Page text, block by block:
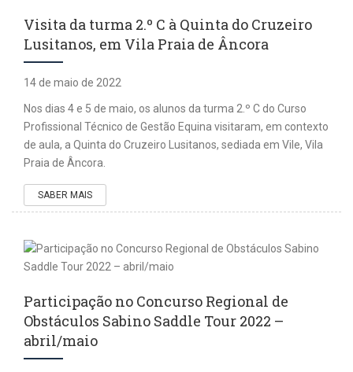
Visita da turma 2.º C à Quinta do Cruzeiro
Lusitanos, em Vila Praia de Âncora
14 de maio de 2022
Nos dias 4 e 5 de maio, os alunos da turma 2.º C do Curso
Profissional Técnico de Gestão Equina visitaram, em contexto
de aula, a Quinta do Cruzeiro Lusitanos, sediada em Vile, Vila
Praia de Âncora.
SABER MAIS
Participação no Concurso Regional de
Obstáculos Sabino Saddle Tour 2022 –
abril/maio